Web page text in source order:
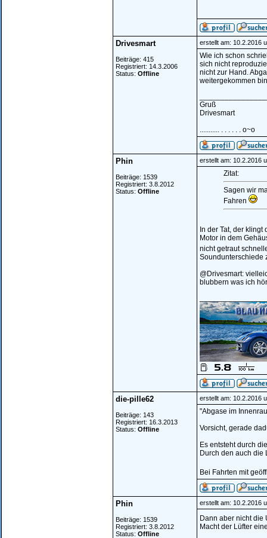
Drivesmart
Beiträge: 415
Registriert: 14.3.2006
Status: Offline
erstellt am: 10.2.2016
Wie ich schon
sich nicht
nicht zur Hand.
weitergekommen
Gruß
Drivesmart
........... . . . . . . o~o
Phin
Beiträge: 1539
Registriert: 3.8.2012
Status: Offline
erstellt am: 10.2.2016
Zitat:
Sagen wir
Fahren
In der Tat, der
Motor in dem
nicht getraut
Soundunterschiede
@Drivesmart:
blubbern was ich
die-pille62
Beiträge: 143
Registriert: 16.3.2013
Status: Offline
erstellt am: 10.2.2016
"Abgase im
Vorsicht, gerade
Es entsteht durch
Durch den auch die
Bei Fahrten mit
Phin
Beiträge: 1539
Registriert: 3.8.2012
Status: Offline
erstellt am: 10.2.2016
Dann aber nicht die
Macht der Lüfter